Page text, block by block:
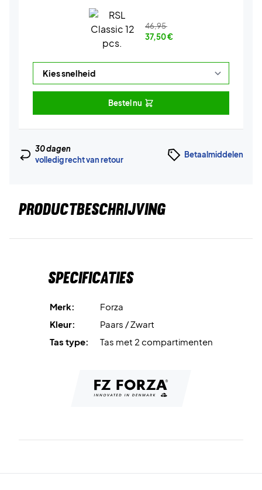
46,95
37,50€
Bestel nu
30 dagen
volledig recht van retour
Betaalmiddelen
PRODUCTBESCHRIJVING
Specificaties
Merk:
Forza
Kleur:
Paars / Zwart
Tas type:
Tas met 2 compartimenten